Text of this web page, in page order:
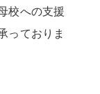
校への支援
っておりま